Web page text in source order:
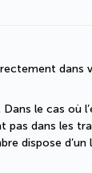
dans
le cas où
pas dans les
dispose d’un